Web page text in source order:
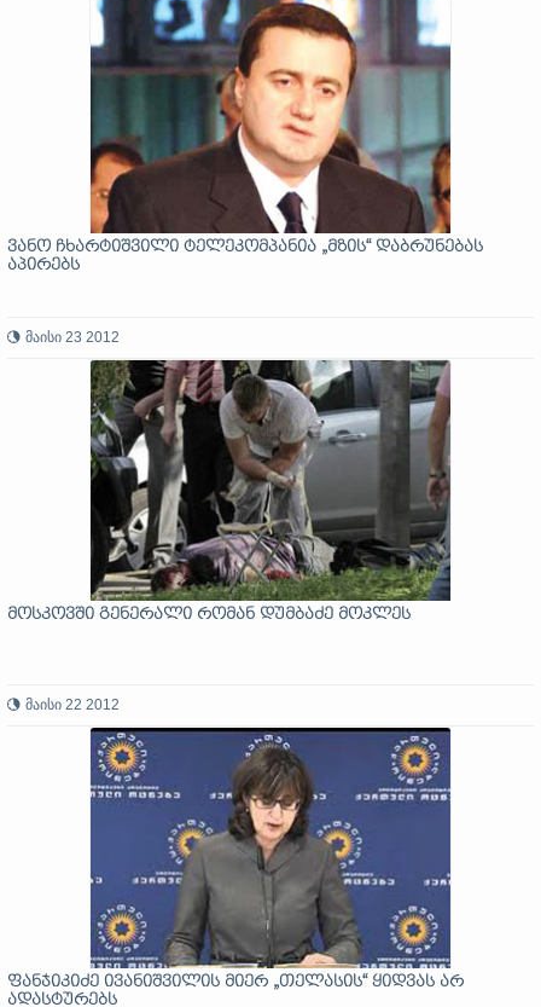
ვანო ჩხარტიშვილი ტელეკომპანია „მზის“ დაბრუნებას
აპირებს
მაისი 23 2012
მოსკოვში გენერალი რომან დუმბაძე მოკლეს
მაისი 22 2012
ფანჯიკიძე ივანიშვილის მიერ „თელასის“ ყიდვას არ
ადასტურებს